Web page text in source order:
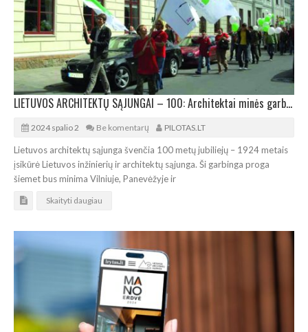
LIETUVOS ARCHITEKTŲ SĄJUNGAI – 100: Architektai minės garbingą jubiliejų
2024 spalio 2 Be komentarų PILOTAS.LT
Lietuvos architektų sąjunga švenčia 100 metų jubiliejų – 1924 metais
įsikūrė Lietuvos inžinierių ir architektų sąjunga. Ši garbinga proga
šiemet bus minima Vilniuje, Panevėžyje ir
Skaityti daugiau